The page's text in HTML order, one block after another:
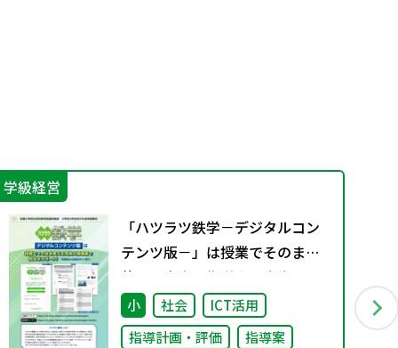
学級経営
「ハツラツ鉄学－デジタルコン
テンツ版－」は授業でそのまま
使える充実の指導案で先生をサ
ポート！～効果的な活用法のご
紹介～
小 社会
ICT活用
指導計画・評価
指導案